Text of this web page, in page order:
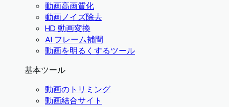
動画高画質化
動画ノイズ除去
HD 動画変換
AI フレーム補間
動画を明るくするツール
基本ツール
動画のトリミング
動画結合サイト